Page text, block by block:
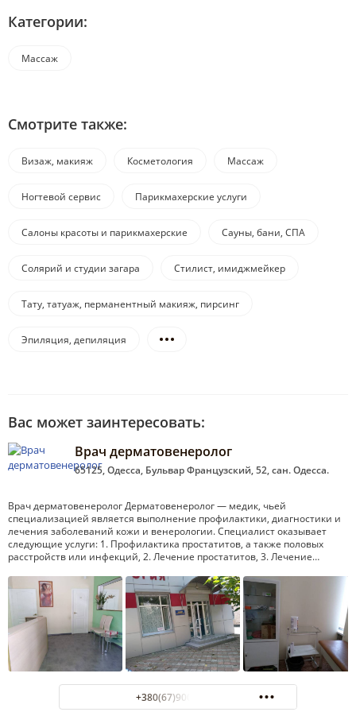
Категории:
Массаж
Смотрите также:
Визаж, макияж Косметология Массаж
Ногтевой сервис Парикмахерские услуги
Салоны красоты и парикмахерские Сауны, бани, СПА
Солярий и студии загара Стилист, имиджмейкер
Тату, татуаж, перманентный макияж, пирсинг
Эпиляция, депиляция
Вас может заинтересовать:
Врач дерматовенеролог
65125, Одесса, Бульвар Французский, 52, сан. Одесса.
Врач дерматовенеролог Дерматовенеролог — медик, чьей
специализацией является выполнение профилактики, диагностики и
лечения заболеваний кожи и венерологии. Специалист оказывает
следующие услуги: 1. Профилактика простатитов, а также половых
расстройств или инфекций, 2. Лечение простатитов, 3. Лечение…
+380(67)900-58-75